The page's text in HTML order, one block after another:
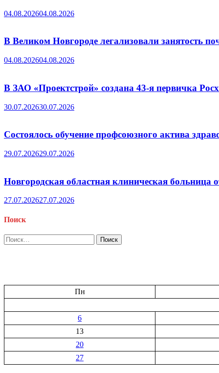
04.08.202604.08.2026
В Великом Новгороде легализовали занятость
04.08.202604.08.2026
В ЗАО «Проектстрой» создана 43-я первичка
30.07.202630.07.2026
Состоялось обучение профсоюзного актива
29.07.202629.07.2026
Новгородская областная клиническая больница
27.07.202627.07.2026
Поиск
Найти:
Пн
6
13
20
27